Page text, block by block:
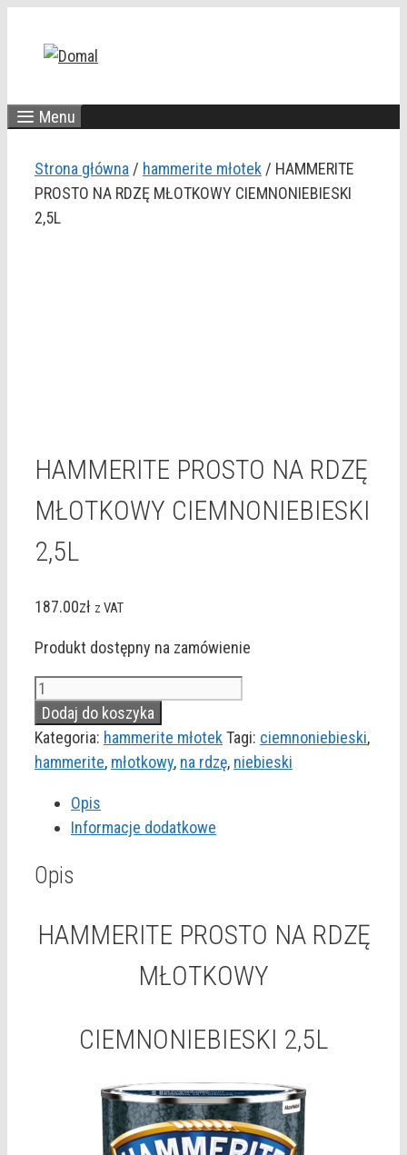
Menu
Strona główna / hammerite młotek / HAMMERITE
PROSTO NA RDZĘ MŁOTKOWY CIEMNONIEBIESKI
2,5L
HAMMERITE PROSTO NA RDZĘ
MŁOTKOWY CIEMNONIEBIESKI
2,5L
187.00zł z VAT
Produkt dostępny na zamówienie
ilość
HAMMERITE
PROSTO
NA
MŁOTKOWY
CIEMNONIEBIESKI
Dodaj do koszyka
Kategoria: hammerite młotek Tagi: ciemnoniebieski,
hammerite, młotkowy, na rdzę, niebieski
Opis
Informacje dodatkowe
Opis
HAMMERITE PROSTO NA RDZĘ
MŁOTKOWY
CIEMNONIEBIESKI 2,5L